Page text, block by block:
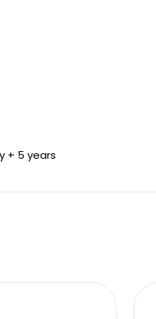
+ 5 years